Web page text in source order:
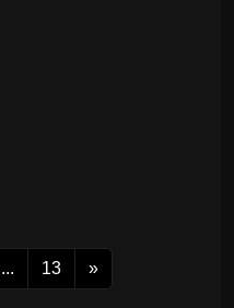
... 13 »